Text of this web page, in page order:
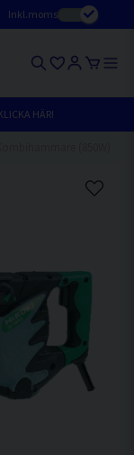
Inkl.moms
HÄR!